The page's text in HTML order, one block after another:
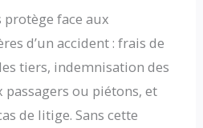
protège face aux
d’un accident : frais de
tiers, indemnisation des
passagers ou piétons, et
de litige. Sans cette